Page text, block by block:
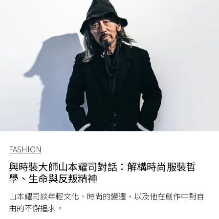
FASHION
與時裝大師山本耀司對話：解構時尚服裝哲
學、生命與反叛精神
山本耀司談年輕文化、時尚的變遷，以及他在創作中對自
由的不懈追求。